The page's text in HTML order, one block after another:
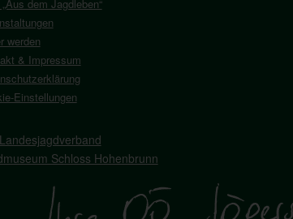
dem Jagdleben“
werden
& Impressum
Einstellungen
Schloss Hohenbrunn